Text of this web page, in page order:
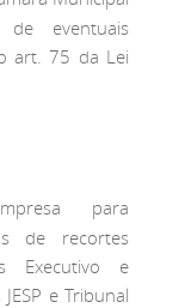
eventuais
art. 75 da Lei
para
de recortes
Executivo e
JESP e Tribunal